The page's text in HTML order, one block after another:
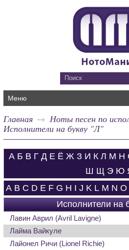
Меню
Главная
Ноты песен по
Исполнители на букву "Л"
А Б В Г Д Е Ё Ж З И К Л М Н
Ш Щ Э Ю
A B C D E F G H I J K L M N O
Исполнители на
Лавин Аврил (Avril Lavigne)
Лайма Вайкуле
Лайонел Ричи (Lionel Richie)